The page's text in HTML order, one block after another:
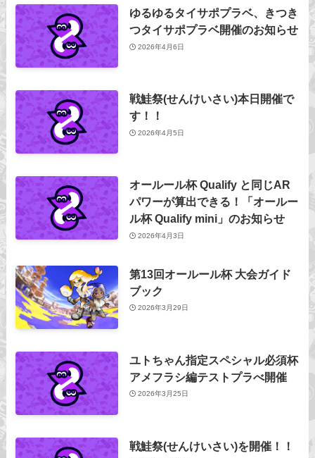
ゆるゆるタイサポプラベ、きつき
つタイサポプラベ開催のお知らせ
2026年4月6日
戦鮭祭(せんけいさい)本日開催で
す！！
2026年4月5日
オールール杯 Qualify と同じAR
パワーが算出できる！「オールー
ル杯 Qualify mini」のお知らせ
2026年4月3日
第13回オールール杯 大会ガイド
ブック
2026年3月29日
ユトちゃん指定スペシャル必須杯
アメフラシ編テストプラべ開催
2026年3月25日
戦鮭祭(せんけいさい)を開催！！